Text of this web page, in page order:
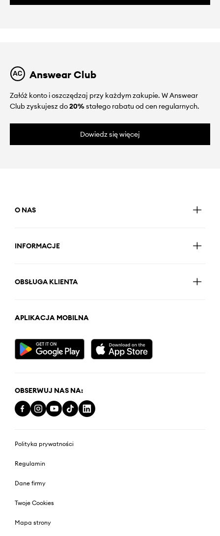
Answear Club
Załóż konto i oszczędzaj przy każdym zakupie. W Answear
Club zyskujesz do20%stałego rabatu od cen regularnych.
Dowiedz się więcej
O NAS
INFORMACJE
OBSŁUGA KLIENTA
APLIKACJA MOBILNA
OBSERWUJ NAS NA:
Polityka prywatności
Regulamin
Dane firmy
Twoje Cookies
Mapa strony